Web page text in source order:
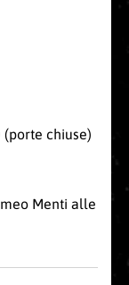
chiuse)
Menti alle